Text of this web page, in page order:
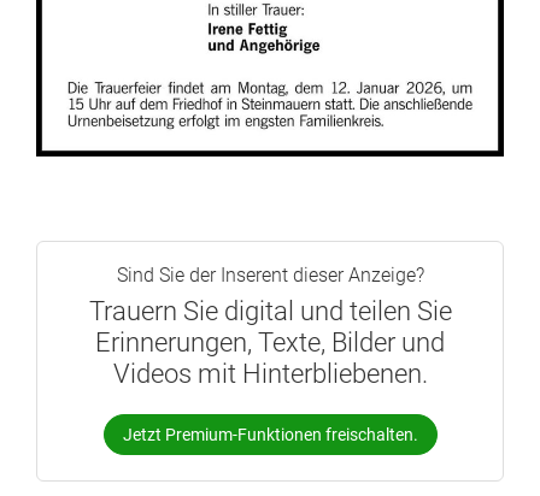
Sind Sie der Inserent dieser Anzeige?
Trauern Sie digital und teilen Sie
Erinnerungen, Texte, Bilder und
Videos mit Hinterbliebenen.
Jetzt Premium-Funktionen freischalten.